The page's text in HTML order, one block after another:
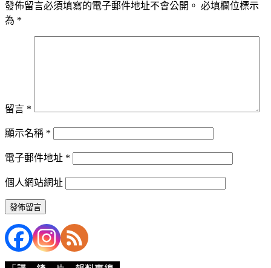
發佈留言必須填寫的電子郵件地址不會公開。 必填欄位標示
為 *
留言 *
顯示名稱 *
電子郵件地址 *
個人網站網址